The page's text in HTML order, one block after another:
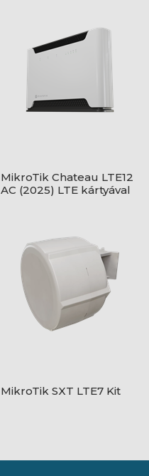
MikroTik Chateau LTE12
AC (2025) LTE kártyával
MikroTik SXT LTE7 Kit